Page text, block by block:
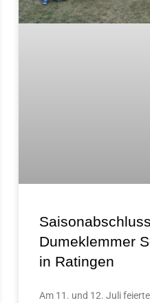
Dumeklemmer
in Ratingen
Am 11. und 12. Juli